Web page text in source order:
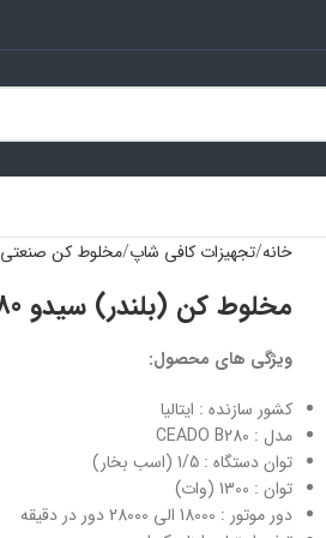
خانه تجهیزات کافی شاپ مخلوط کن صنعتی
مخلوط کن (بلندر) سیدو CEADO B280
ویژگی های محصول:
کشور سازنده : ایتالیا
مدل : CEADO B280
توان دستگاه : 1/5 (اسب بخار)
توان : 1300 (وات)
دور موتور : 18000 الی 28000 دور در دقیقه